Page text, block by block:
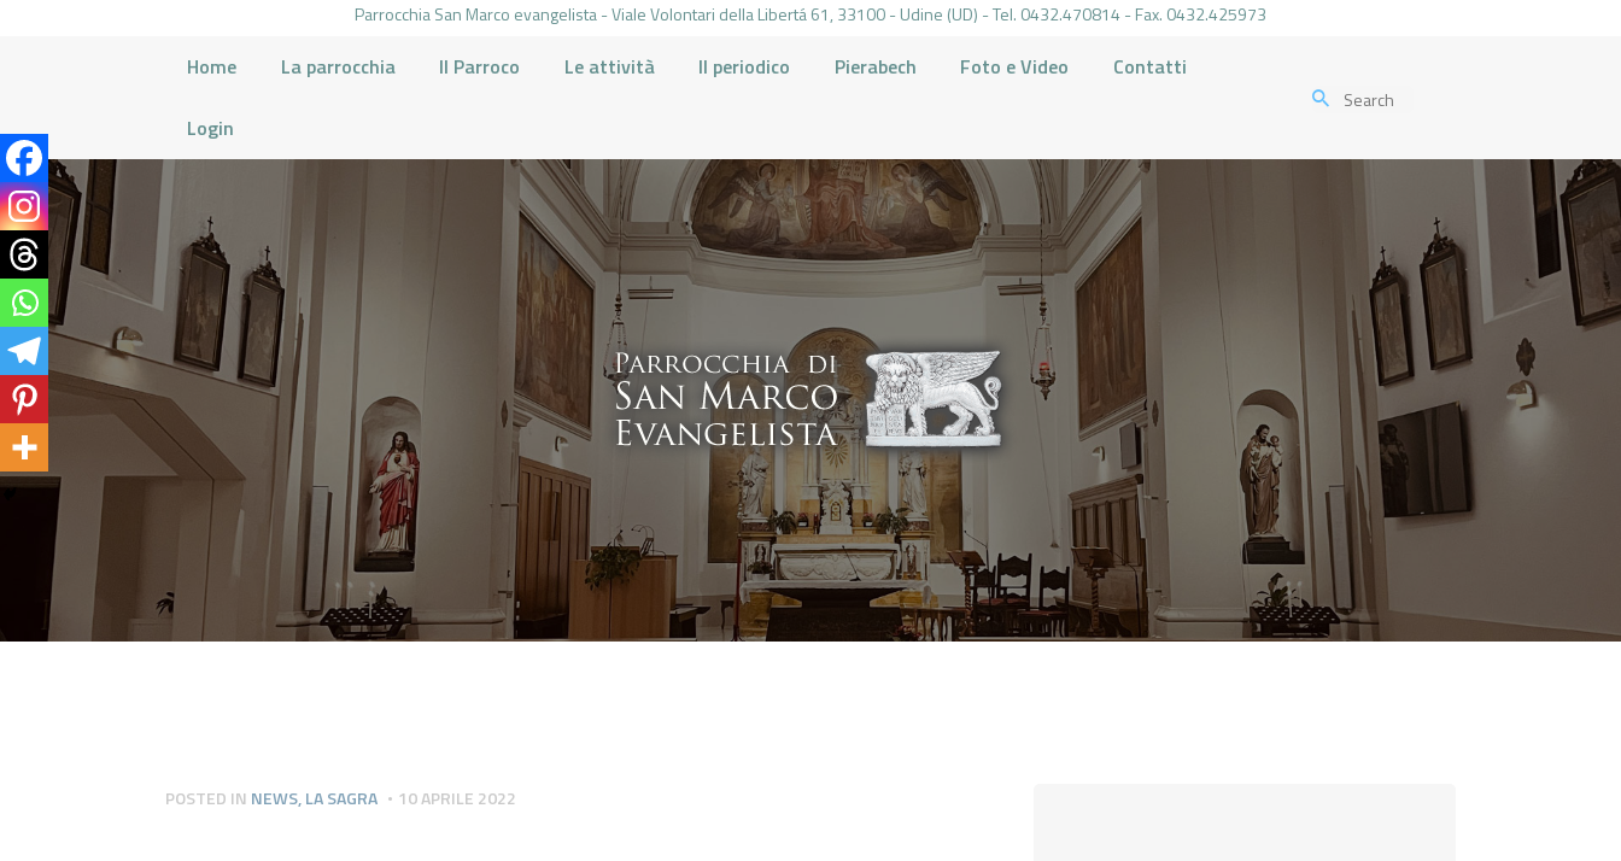
Parrocchia San Marco evangelista - Viale Volontari della Libertá 61, 33100 - Udine (UD) - Tel. 0432.470814 - Fax. 0432.425973
Home La parrocchia Il Parroco Le attività Il periodico Pierabech Foto e Video Contatti
Login
HOME
LA PARROCCHIA
IL PARROCO
LE ATTIVITÀ
IL PERIODICO
PIERABECH
FOTO E VIDEO
CONTATTI
POSTED IN NEWS,LA SAGRA 10 APRILE 2022